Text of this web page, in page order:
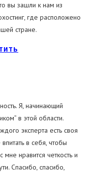
вы зашли к нам из
где расположено
стране.
Я, начинающий
в этой области.
эксперта есть своя
в себя, чтобы
мне нравится четкость и
Спасибо, спасибо,